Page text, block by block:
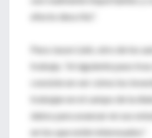
efecto descrito”.
Para Jason Lieb, otro de los
trabajo, “el siguiente paso
consiste en ver cómo los
trabajan en el campo de la
datos para avanzar en sus
en los que estén interesados”.